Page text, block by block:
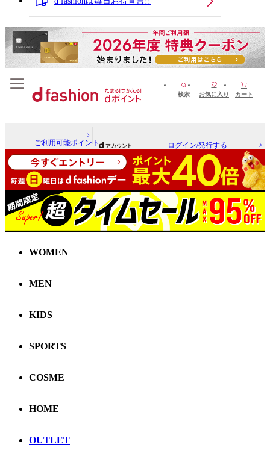
検索 お気に入り カート
ご利用可能ポイント ログイン/発行する
WOMEN
MEN
KIDS
SPORTS
COSME
HOME
OUTLET